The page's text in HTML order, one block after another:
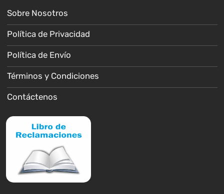
Sobre Nosotros
Política de Privacidad
Política de Envío
Términos y Condiciones
Contáctenos